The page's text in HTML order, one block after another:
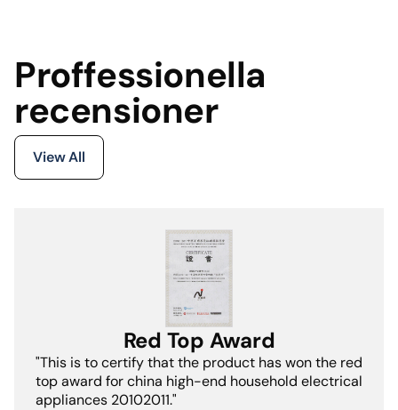
Proffessionella
recensioner
View All
Red Top Award
"This is to certify that the product has won the red
top award for china high-end household electrical
appliances 20102011."